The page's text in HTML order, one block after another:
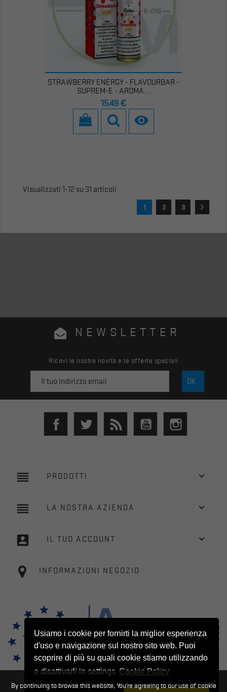
Usiamo i cookie per fornirti la miglior esperienza
d'uso e navigazione sul nostro sito web. Puoi
scoprire di più su quali cookie stiamo utilizzando
o disattivarli in settings Cookie Policy
STRAWBERRY ENERGY - FLAVOURBAR -
SUPREM-E - AROMA...
Prezzo
15,49 €

Visualizzati 1-12 su 31 articoli
1 2 3
NEWSLETTER
Ricevi le nostre novità e le offerte speciali
Facebook Twitter YouTube
reorder PRODOTTI 
reorder LA NOSTRA AZIENDA 
account_box IL TUO ACCOUNT 
INFORMAZIONI NEGOZIO
By continuing to browse this website, You’re agreeing to our use of cookie